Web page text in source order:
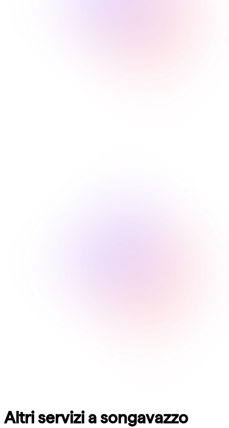
Altri servizi a songavazzo